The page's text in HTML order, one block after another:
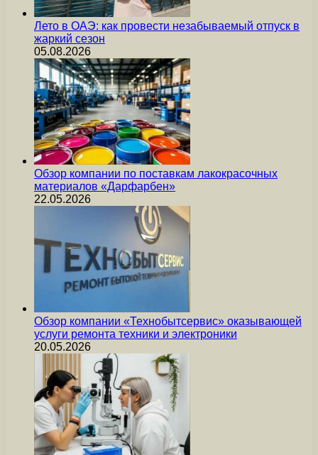
Лето в ОАЭ: как провести незабываемый отпуск в
жаркий сезон
05.08.2026
Обзор компании по поставкам лакокрасочных
материалов «Дарфарбен»
22.05.2026
Обзор компании «Технобытсервис» оказывающей
услуги ремонта техники и электроники
20.05.2026